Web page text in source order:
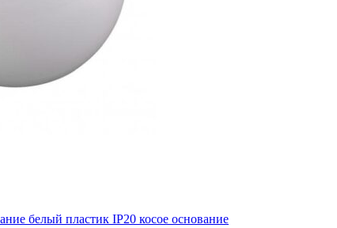
белый пластик IP20 косое основание